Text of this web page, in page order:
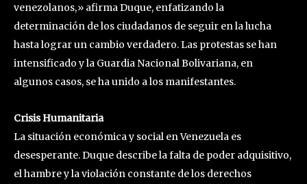
venezolanos,» afirma Duque, enfatizando la
determinación de los ciudadanos de seguir en la lucha
hasta lograr un cambio verdadero. Las protestas se han
intensificado y la Guardia Nacional Bolivariana, en
algunos casos, se ha unido a los manifestantes.
Crisis Humanitaria
La situación económica y social en Venezuela es
desesperante. Duque describe la falta de poder adquisitivo,
el hambre y la violación constante de los derechos